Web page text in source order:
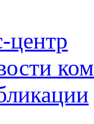
центр